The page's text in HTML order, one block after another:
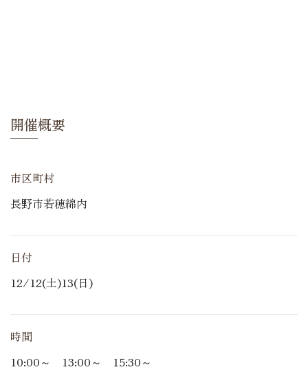
開催概要
市区町村
長野市若穂綿内
日付
12/12(土)13(日)
時間
10:00～ 13:00～ 15:30～